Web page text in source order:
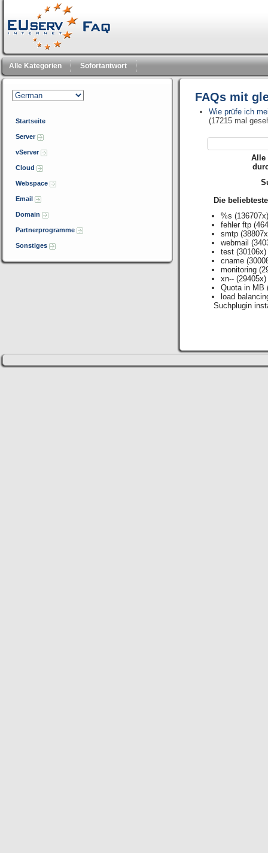
Alle Kategorien Sofortantwort
Startseite
Server
vServer
Cloud
Webspace
Email
Domain
Partnerprogramme
Sonstiges
FAQs mit
Wie prüfe ich
(17215 mal
Alle
Die
%s
fehler ftp
smtp
webmail
test (30106x)
cname
monitoring
xn-- (29405x)
Quota in MB
load
Suchplugin